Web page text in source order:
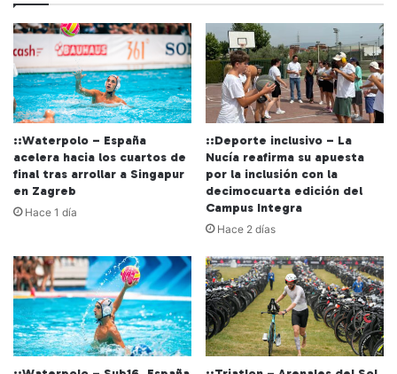
::Waterpolo – España
acelera hacia los cuartos de
final tras arrollar a Singapur
en Zagreb
Hace 1 día
::Deporte inclusivo – La
Nucía reafirma su apuesta
por la inclusión con la
decimocuarta edición del
Campus Integra
Hace 2 días